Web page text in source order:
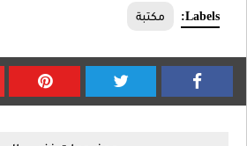
Labels: مكتبة